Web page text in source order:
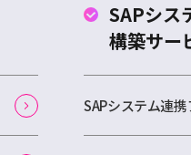
SAPシス
構築サー
SAPシステム連